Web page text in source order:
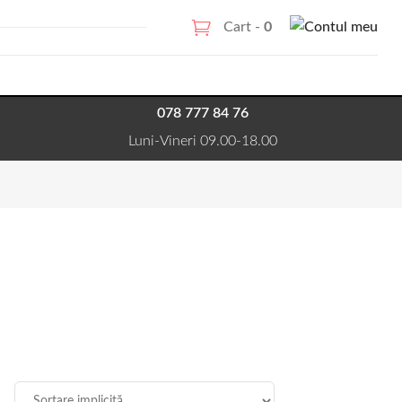
Cart -0
078 777 84 76
Luni-Vineri 09.00-18.00